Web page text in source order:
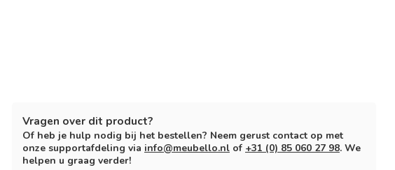
Vragen over dit product?
Of heb je hulp nodig bij het bestellen? Neem gerust contact op met
onze supportafdeling via info@meubello.nl of +31 (0) 85 060 27 98. We
helpen u graag verder!